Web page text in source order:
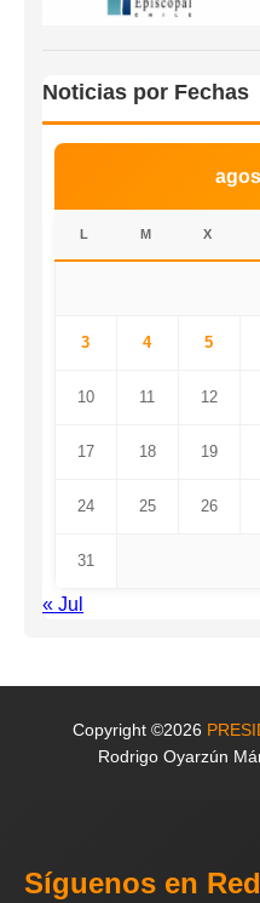
Noticias por Fechas
L M X
3 4 5
10 11 12
17 18 19
24 25 26
31
« Jul
Copyright ©2026
Rodrigo Oyarzún
Síguenos en